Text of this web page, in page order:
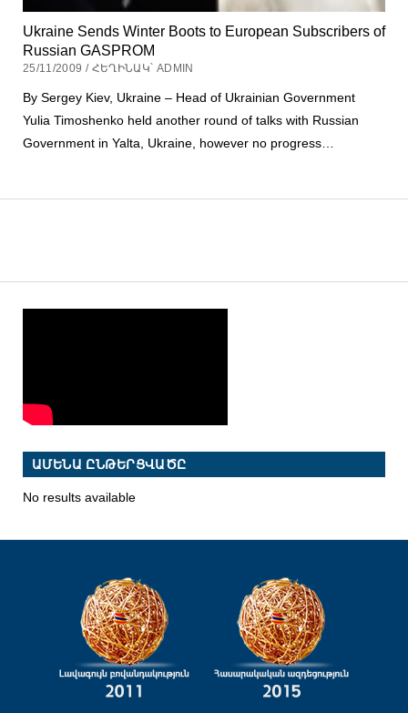
Ukraine Sends Winter Boots to European Subscribers of
Russian GASPROM
25/11/2009 / ՀԵՂԻՆԱԿ՝ ADMIN
By Sergey Kiev, Ukraine – Head of Ukrainian Government
Yulia Timoshenko held another round of talks with Russian
Government in Yalta, Ukraine, however no progress…
ԱՄԵՆԱ ԸՆԹԵՐՑՎԱԾԸ
No results available